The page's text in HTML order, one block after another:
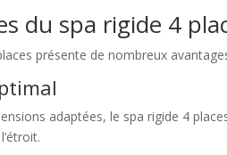
du spa rigide 4
présente de nombreux
adaptées, le spa rigide 4